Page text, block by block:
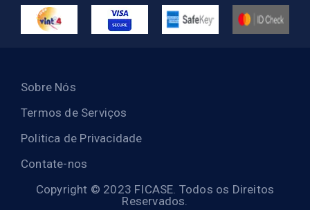
Sobre Nós
Termos de Serviços
Politica de Privacidade
Contate-nos
Copyright © 2023 FICASE. Todos os Direitos
Reservados.